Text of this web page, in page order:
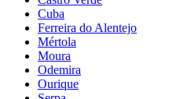
Cuba
Ferreira do Alentejo
Mértola
Moura
Odemira
Ourique